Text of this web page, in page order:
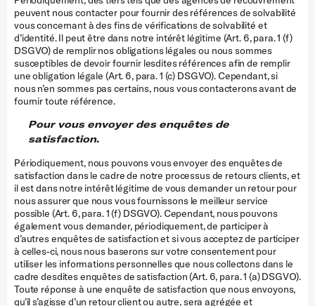
peuvent nous contacter pour fournir des références de solvabilité
vous concernant à des fins de vérifications de solvabilité et
d’identité. Il peut être dans notre intérêt légitime (Art. 6, para. 1 (f)
DSGVO) de remplir nos obligations légales ou nous sommes
susceptibles de devoir fournir lesdites références afin de remplir
une obligation légale (Art. 6, para. 1 (c) DSGVO). Cependant, si
nous n’en sommes pas certains, nous vous contacterons avant de
fournir toute référence.
Pour vous envoyer des enquêtes de
satisfaction.
Périodiquement, nous pouvons vous envoyer des enquêtes de
satisfaction dans le cadre de notre processus de retours clients, et
il est dans notre intérêt légitime de vous demander un retour pour
nous assurer que nous vous fournissons le meilleur service
possible (Art. 6, para. 1 (f) DSGVO). Cependant, nous pouvons
également vous demander, périodiquement, de participer à
d’autres enquêtes de satisfaction et si vous acceptez de participer
à celles-ci, nous nous baserons sur votre consentement pour
utiliser les informations personnelles que nous collectons dans le
cadre desdites enquêtes de satisfaction (Art. 6, para. 1 (a) DSGVO).
Toute réponse à une enquête de satisfaction que nous envoyons,
qu’il s’agisse d’un retour client ou autre, sera agrégée et